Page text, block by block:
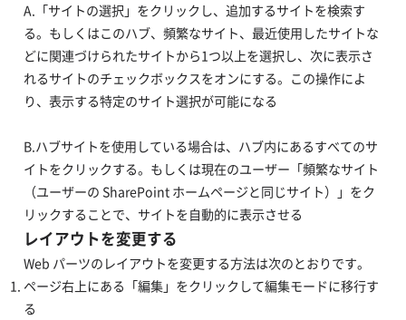
A.「サイトの選択」をクリックし、追加するサイトを検索す
る。もしくはこのハブ、頻繁なサイト、最近使用したサイトな
どに関連づけられたサイトから1つ以上を選択し、次に表示さ
れるサイトのチェックボックスをオンにする。この操作によ
り、表示する特定のサイト選択が可能になる
B.ハブサイトを使用している場合は、ハブ内にあるすべてのサ
イトをクリックする。もしくは現在のユーザー「頻繁なサイト
（ユーザーの SharePoint ホームページと同じサイト）」をク
リックすることで、サイトを自動的に表示させる
レイアウトを変更する
Web パーツのレイアウトを変更する方法は次のとおりです。
ページ右上にある「編集」をクリックして編集モードに移行す
る